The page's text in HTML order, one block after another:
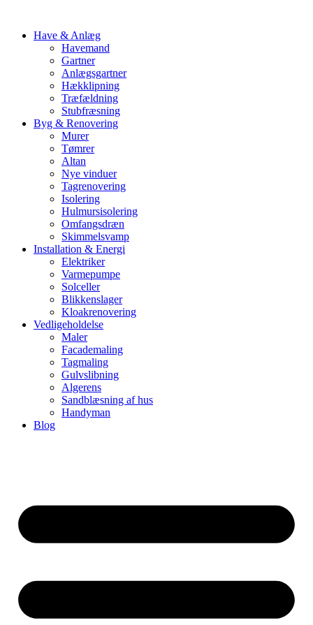
Have & Anlæg
Havemand
Gartner
Anlægsgartner
Hækklipning
Træfældning
Stubfræsning
Byg & Renovering
Murer
Tømrer
Altan
Nye vinduer
Tagrenovering
Isolering
Hulmursisolering
Omfangsdræn
Skimmelsvamp
Installation & Energi
Elektriker
Varmepumpe
Solceller
Blikkenslager
Kloakrenovering
Vedligeholdelse
Maler
Facademaling
Tagmaling
Gulvslibning
Algerens
Sandblæsning af hus
Handyman
Blog